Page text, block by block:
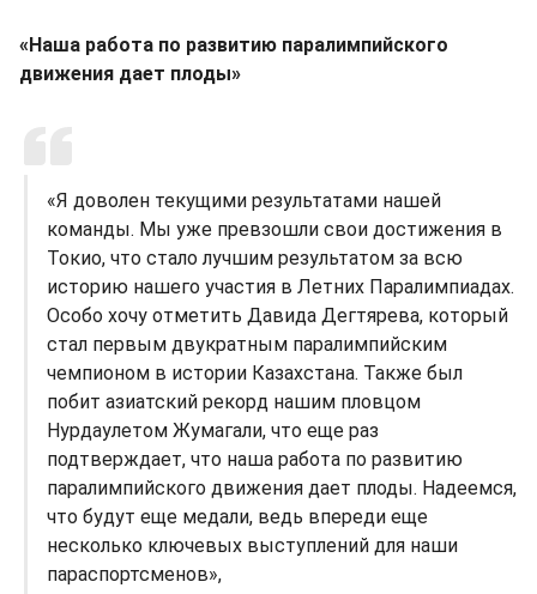
«Наша работа по развитию паралимпийского
движения дает плоды»
«Я доволен текущими результатами нашей
команды. Мы уже превзошли свои достижения в
Токио, что стало лучшим результатом за всю
историю нашего участия в Летних Паралимпиадах.
Особо хочу отметить Давида Дегтярева, который
стал первым двукратным паралимпийским
чемпионом в истории Казахстана. Также был
побит азиатский рекорд нашим пловцом
Нурдаулетом Жумагали, что еще раз
подтверждает, что наша работа по развитию
паралимпийского движения дает плоды. Надеемся,
что будут еще медали, ведь впереди еще
несколько ключевых выступлений для наши
параспортсменов»,